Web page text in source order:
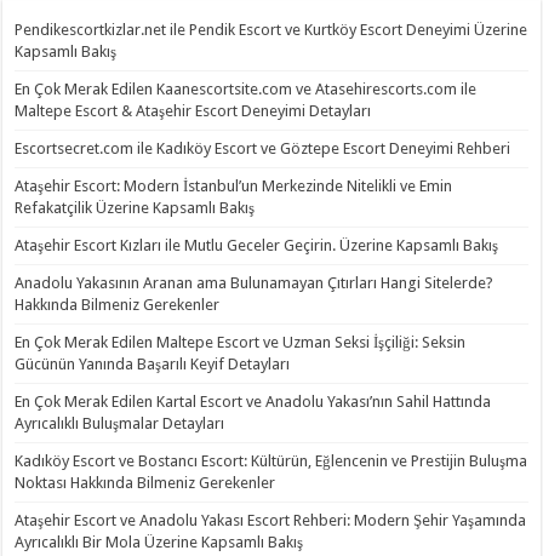
Pendikescortkizlar.net ile Pendik Escort ve Kurtköy Escort Deneyimi Üzerine
Kapsamlı Bakış
En Çok Merak Edilen Kaanescortsite.com ve Atasehirescorts.com ile
Maltepe Escort & Ataşehir Escort Deneyimi Detayları
Escortsecret.com ile Kadıköy Escort ve Göztepe Escort Deneyimi Rehberi
Ataşehir Escort: Modern İstanbul’un Merkezinde Nitelikli ve Emin
Refakatçilik Üzerine Kapsamlı Bakış
Ataşehir Escort Kızları ile Mutlu Geceler Geçirin. Üzerine Kapsamlı Bakış
Anadolu Yakasının Aranan ama Bulunamayan Çıtırları Hangi Sitelerde?
Hakkında Bilmeniz Gerekenler
En Çok Merak Edilen Maltepe Escort ve Uzman Seksi İşçiliği: Seksin
Gücünün Yanında Başarılı Keyif Detayları
En Çok Merak Edilen Kartal Escort ve Anadolu Yakası’nın Sahil Hattında
Ayrıcalıklı Buluşmalar Detayları
Kadıköy Escort ve Bostancı Escort: Kültürün, Eğlencenin ve Prestijin Buluşma
Noktası Hakkında Bilmeniz Gerekenler
Ataşehir Escort ve Anadolu Yakası Escort Rehberi: Modern Şehir Yaşamında
Ayrıcalıklı Bir Mola Üzerine Kapsamlı Bakış